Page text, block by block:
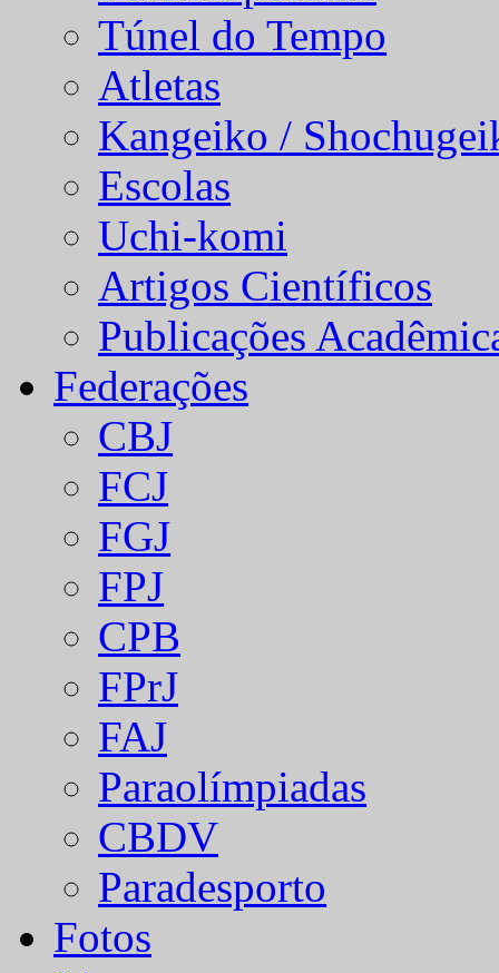
Túnel do Tempo
Atletas
Kangeiko /
Escolas
Uchi-komi
Artigos Científicos
Publicações
Federações
CBJ
FCJ
FGJ
FPJ
CPB
FPrJ
FAJ
Paraolímpiadas
CBDV
Paradesporto
Fotos